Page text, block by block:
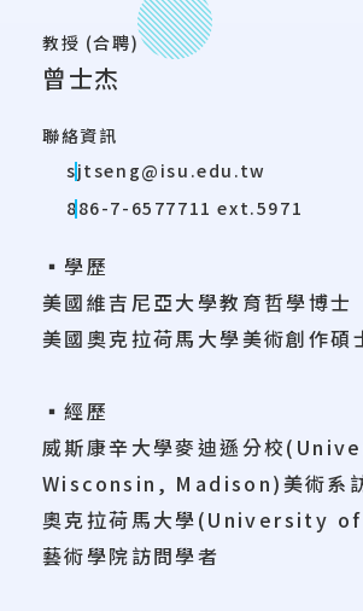
教授 (合聘)
曾士杰
聯絡資訊
sjtseng@isu.edu.tw
886-7-6577711 ext.5971
▪學歷
美國維吉尼亞大學教育哲學博士
美國奧克拉荷馬大學美術創作碩
▪經歷
威斯康辛大學麥迪遜分校
Wisconsin, Madison)美術系
奧克拉荷馬大學(University
藝術學院訪問學者